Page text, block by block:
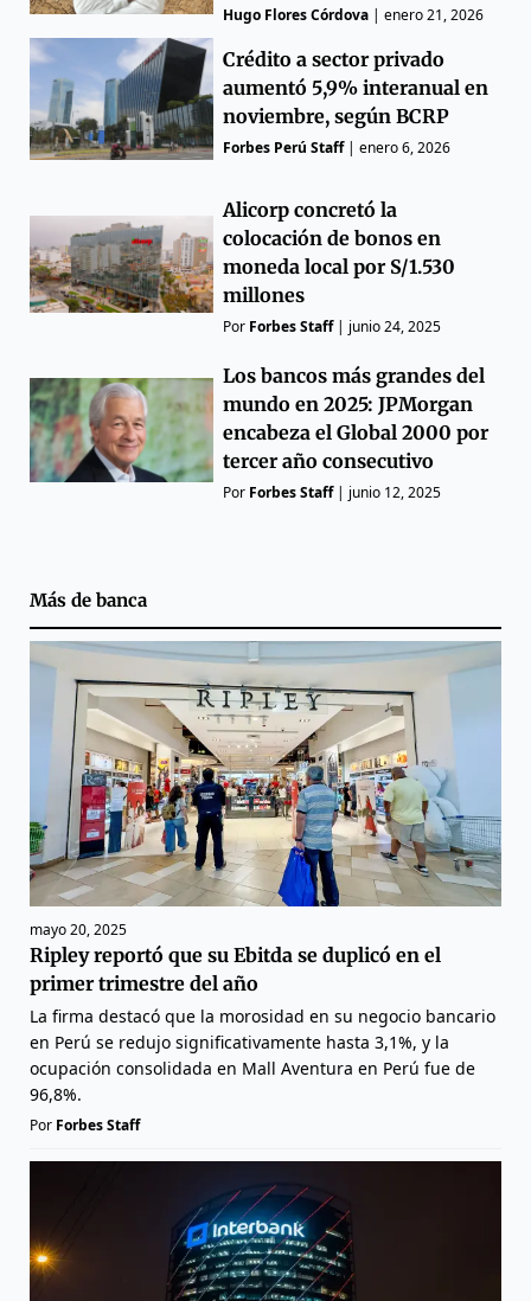
Hugo Flores Córdova |enero 21, 2026
Crédito a sector privado
aumentó 5,9% interanual en
noviembre, según BCRP
Forbes Perú Staff|enero 6, 2026
Alicorp concretó la
colocación de bonos en
moneda local por S/1.530
millones
Por Forbes Staff| junio 24, 2025
Los bancos más grandes del
mundo en 2025: JPMorgan
encabeza el Global 2000 por
tercer año consecutivo
Por Forbes Staff| junio 12, 2025
Más de banca
mayo 20, 2025
Ripley reportó que su Ebitda se duplicó en el
primer trimestre del año
La firma destacó que la morosidad en su negocio bancario
en Perú se redujo significativamente hasta 3,1%, y la
ocupación consolidada en Mall Aventura en Perú fue de
96,8%.
Por Forbes Staff